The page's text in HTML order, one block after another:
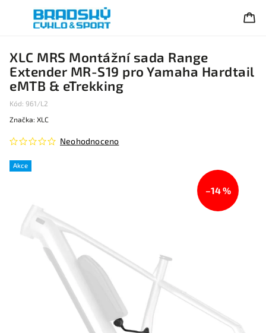
XLC MRS Montážní sada Range
Extender MR-S19 pro Yamaha Hardtail
eMTB & eTrekking
Kód: 961/L2
Akce
Neohodnoceno
Značka: XLC
–14 %